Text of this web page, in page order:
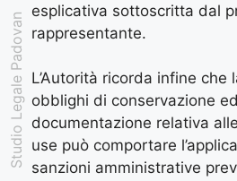
Studio Legale Padovan
esplicativa sottoscritta dal
rappresentante.
L’Autorità ricorda infine che
obblighi di conservazione
documentazione relativa
use può comportare
sanzioni amministrative